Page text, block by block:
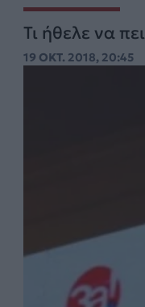
Τι ήθελε να
19 ΟΚΤ. 2018, 20:45